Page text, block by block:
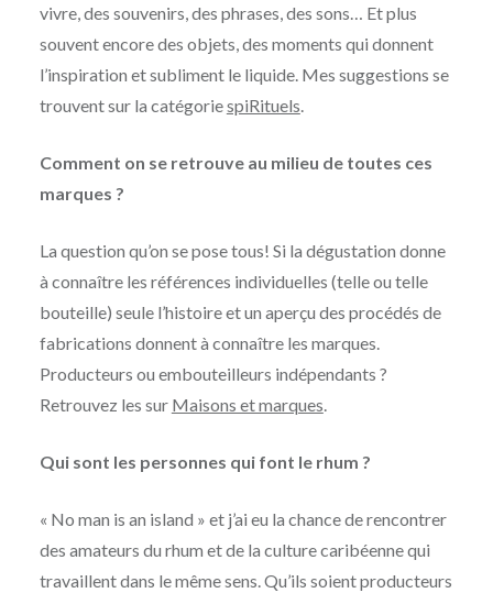
vivre, des souvenirs, des phrases, des sons… Et plus
souvent encore des objets, des moments qui donnent
l’inspiration et subliment le liquide. Mes suggestions se
trouvent sur la catégoriespiRituels
Comment on se retrouve au milieu de toutes ces
marques ?
La question qu’on se pose tous! Si la dégustation donne
à connaître les références individuelles (telle ou telle
bouteille) seule l’histoire et un aperçu des procédés de
fabrications donnent à connaître les marques.
Producteurs ou embouteilleurs indépendants ?
Retrouvez les sur Maisons et marques
Qui sont les personnes qui font le rhum ?
« No man is an island » et j’ai eu la chance de rencontrer
des amateurs du rhum et de la culture caribéenne qui
travaillent dans le même sens. Qu’ils soient producteurs